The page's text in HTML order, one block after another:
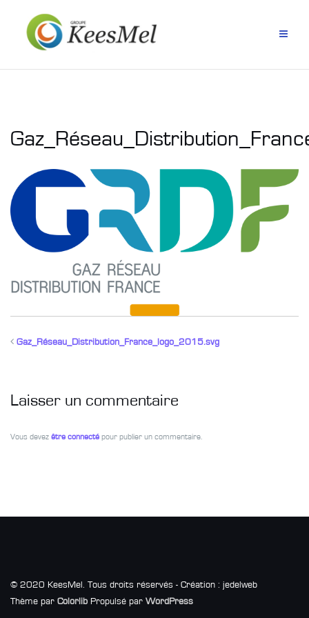
contenu
Gaz_Réseau_Distribution_France_logo_2015.svg
Laisser un commentaire
Vous devez être connecté pour publier un commentaire.
© 2020 KeesMel. Tous droits réservés - Création : jedelweb
Thème par Colorlib Propulsé par WordPress